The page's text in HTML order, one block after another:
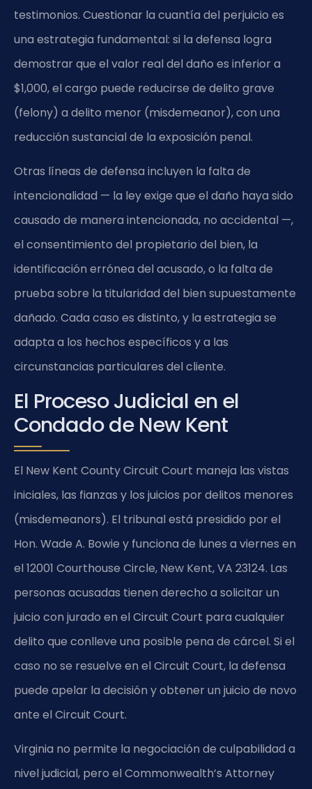
testimonios. Cuestionar la cuantía del perjuicio es
una estrategia fundamental: si la defensa logra
demostrar que el valor real del daño es inferior a
$1,000, el cargo puede reducirse de delito grave
(felony) a delito menor (misdemeanor), con una
reducción sustancial de la exposición penal.
Otras líneas de defensa incluyen la falta de
intencionalidad — la ley exige que el daño haya sido
causado de manera intencionada, no accidental —,
el consentimiento del propietario del bien, la
identificación errónea del acusado, o la falta de
prueba sobre la titularidad del bien supuestamente
dañado. Cada caso es distinto, y la estrategia se
adapta a los hechos específicos y a las
circunstancias particulares del cliente.
El Proceso Judicial en el
Condado de New Kent
El New Kent County Circuit Court maneja las vistas
iniciales, las fianzas y los juicios por delitos menores
(misdemeanors). El tribunal está presidido por el
Hon. Wade A. Bowie y funciona de lunes a viernes en
el 12001 Courthouse Circle, New Kent, VA 23124. Las
personas acusadas tienen derecho a solicitar un
juicio con jurado en el Circuit Court para cualquier
delito que conlleve una posible pena de cárcel. Si el
caso no se resuelve en el Circuit Court, la defensa
puede apelar la decisión y obtener un juicio de novo
ante el Circuit Court.
Virginia no permite la negociación de culpabilidad a
nivel judicial, pero el Commonwealth’s Attorney